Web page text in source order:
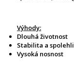
Výhody:
Dlouhá životnost
Stabilita a
Vysoká nosnost